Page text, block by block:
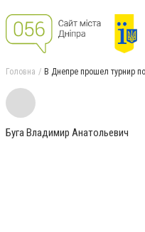
Головна В Днепре прошел турнир
Буга Владимир Анатольевич